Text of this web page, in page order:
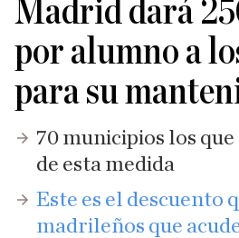
Madrid dará
por alumno a
para su
70 municipios los
de esta medida
Este es el descuento
madrileños que